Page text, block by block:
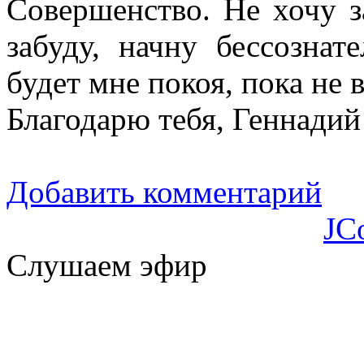
Совершенство. Не хочу
забуду, начну
будет мне покоя, пока не
Благодарю тебя,
Добавить комментарий
Слушаем эфир